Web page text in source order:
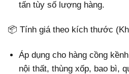
tấn tùy số lượng hàng.
📦 Tính giá theo kích thước
Áp dụng cho hàng cồng
nội thất, thùng xốp, bao bì,